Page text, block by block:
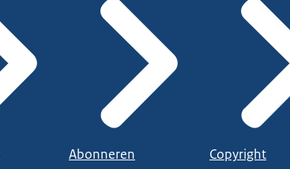
Abonneren Copyright